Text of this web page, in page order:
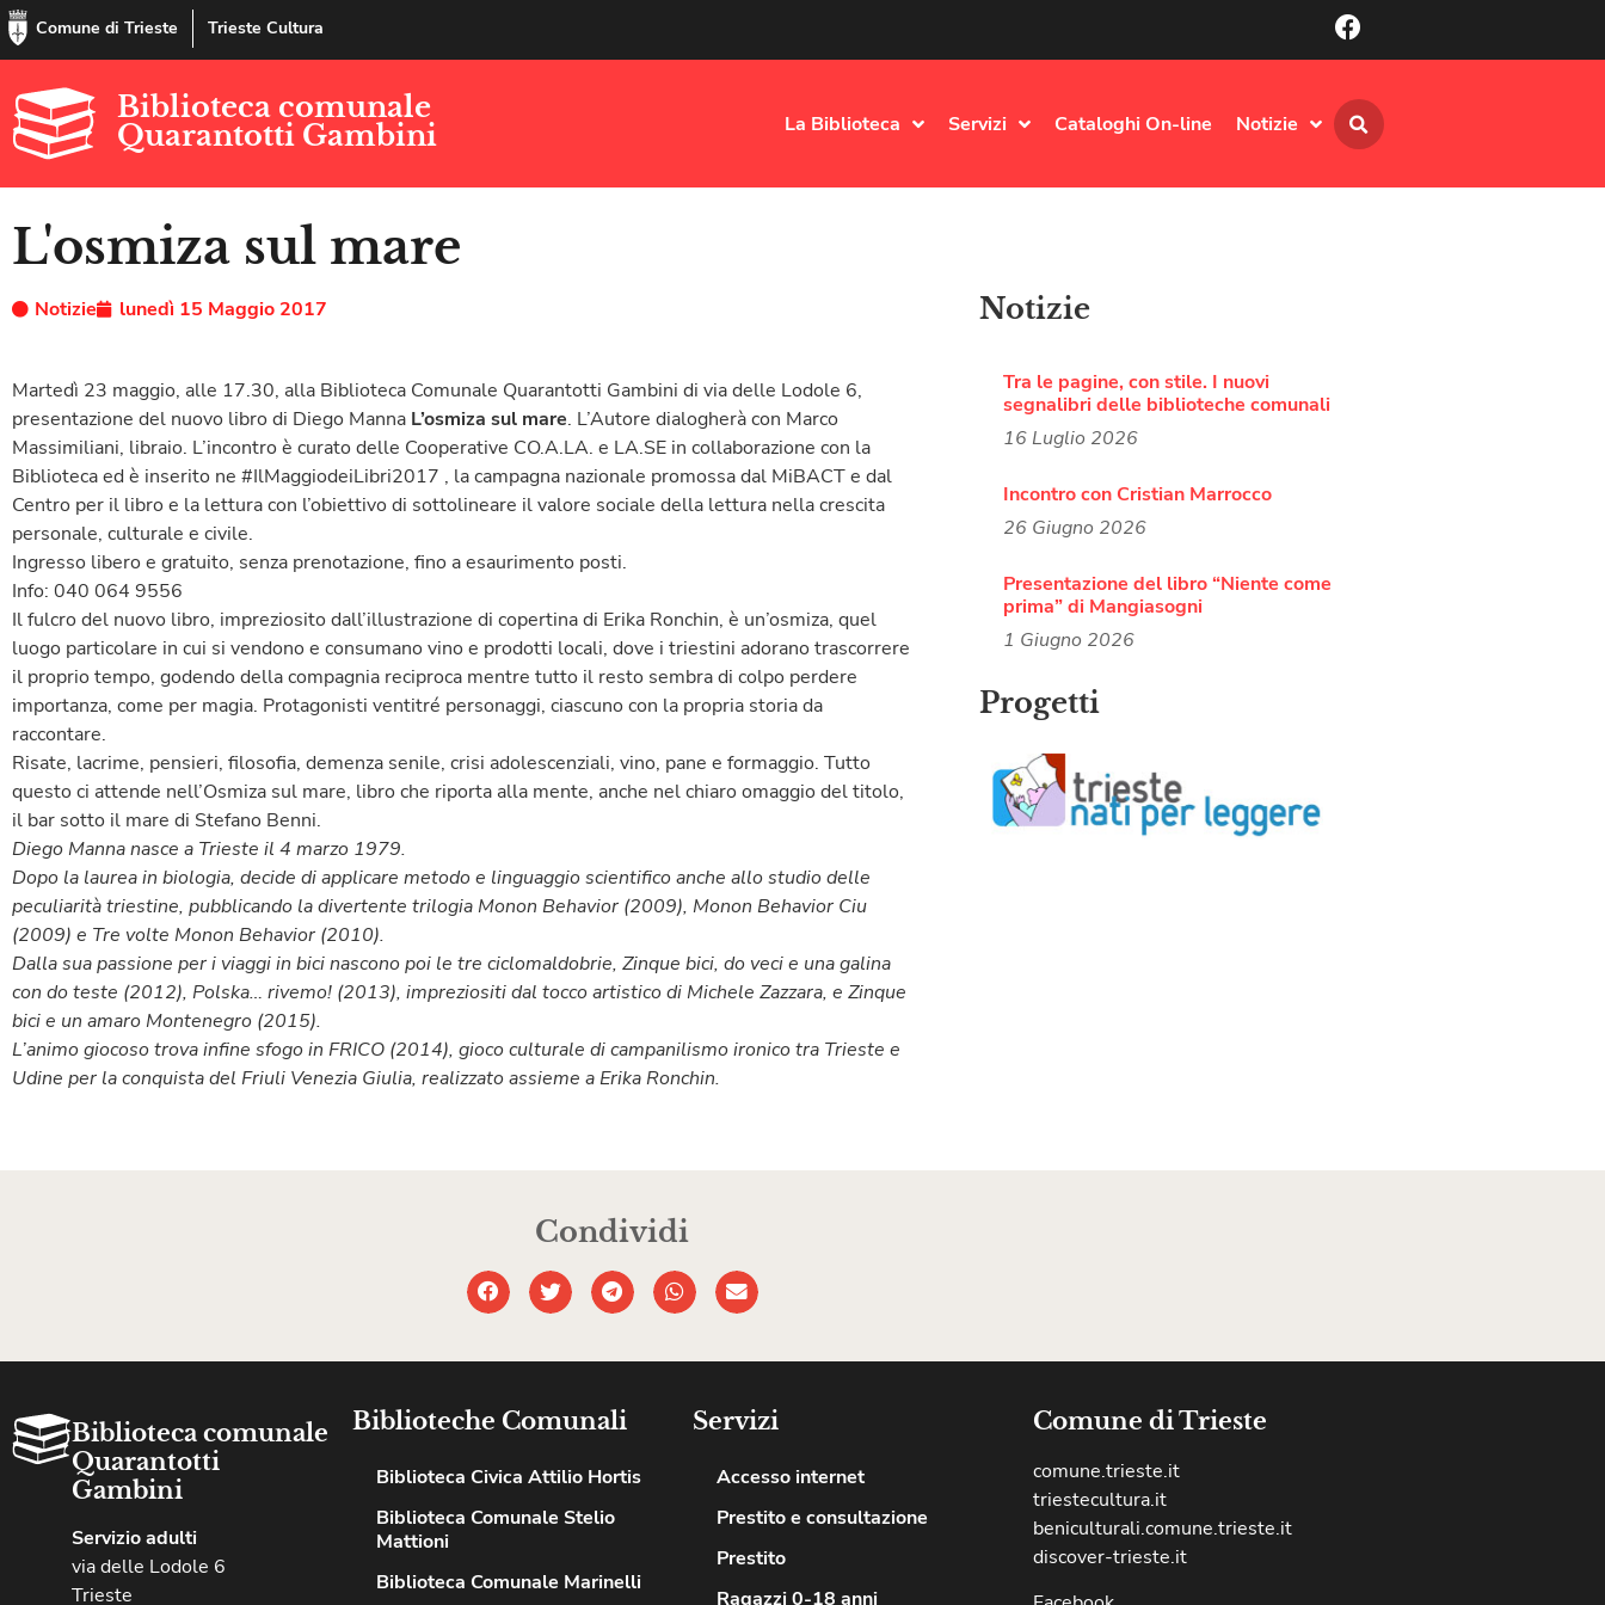
Comune di Trieste Trieste Cultura
Biblioteca comunale
Quarantotti Gambini
La Biblioteca Servizi Cataloghi On-line Notizie
L'osmiza sul mare
Notizie lunedì 15 Maggio 2017
Martedì 23 maggio, alle 17.30, alla Biblioteca Comunale Quarantotti Gambini di via delle Lodole 6,
presentazione del nuovo libro di Diego Manna L’osmiza sul mare. L’Autore dialogherà con Marco
Massimiliani, libraio. L’incontro è curato delle Cooperative CO.A.LA. e LA.SE in collaborazione con la
Biblioteca ed è inserito ne #IlMaggiodeiLibri2017 , la campagna nazionale promossa dal MiBACT e dal
Centro per il libro e la lettura con l’obiettivo di sottolineare il valore sociale della lettura nella crescita
personale, culturale e civile.
Ingresso libero e gratuito, senza prenotazione, fino a esaurimento posti.
Info: 040 064 9556
Il fulcro del nuovo libro, impreziosito dall’illustrazione di copertina di Erika Ronchin, è un’osmiza, quel
luogo particolare in cui si vendono e consumano vino e prodotti locali, dove i triestini adorano trascorrere
il proprio tempo, godendo della compagnia reciproca mentre tutto il resto sembra di colpo perdere
importanza, come per magia. Protagonisti ventitré personaggi, ciascuno con la propria storia da
raccontare.
Risate, lacrime, pensieri, filosofia, demenza senile, crisi adolescenziali, vino, pane e formaggio. Tutto
questo ci attende nell’Osmiza sul mare, libro che riporta alla mente, anche nel chiaro omaggio del titolo,
il bar sotto il mare di Stefano Benni.
Diego Manna nasce a Trieste il 4 marzo 1979.
Dopo la laurea in biologia, decide di applicare metodo e linguaggio scientifico anche allo studio delle
peculiarità triestine, pubblicando la divertente trilogia Monon Behavior (2009), Monon Behavior Ciu
(2009) e Tre volte Monon Behavior (2010).
Dalla sua passione per i viaggi in bici nascono poi le tre ciclomaldobrie, Zinque bici, do veci e una galina
con do teste (2012), Polska… rivemo! (2013), impreziositi dal tocco artistico di Michele Zazzara, e Zinque
bici e un amaro Montenegro (2015).
L’animo giocoso trova infine sfogo in FRICO (2014), gioco culturale di campanilismo ironico tra Trieste e
Udine per la conquista del Friuli Venezia Giulia, realizzato assieme a Erika Ronchin.
Notizie
Tra le pagine, con stile. I nuovi
segnalibri delle biblioteche comunali
16 Luglio 2026
Incontro con Cristian Marrocco
26 Giugno 2026
Presentazione del libro “Niente come
prima” di Mangiasogni
1 Giugno 2026
Progetti
Condividi
Biblioteca comunale
Quarantotti
Gambini
Servizio adulti
via delle Lodole 6
Trieste
Biblioteche Comunali
Biblioteca Civica Attilio Hortis
Biblioteca Comunale Stelio
Mattioni
Biblioteca Comunale Marinelli
Servizi
Accesso internet
Prestito e consultazione
Prestito
Ragazzi 0-18 anni
Comune di Trieste
comune.trieste.it
triestecultura.it
beniculturali.comune.trieste.it
discover-trieste.it